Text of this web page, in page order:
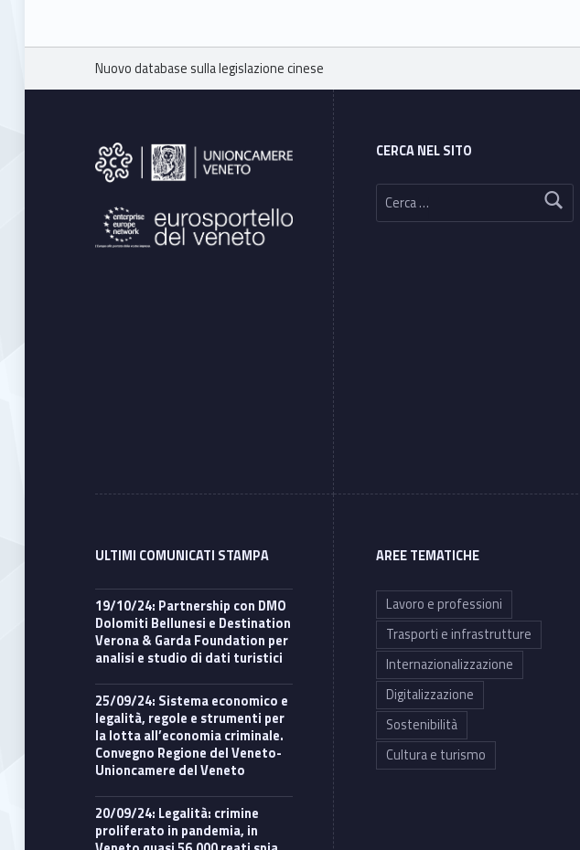
Breadcrumbs navigation
Nuovo database sulla legislazione cinese
Footer sidebar
CERCA NEL SITO
Ricerca per:
ULTIMI COMUNICATI STAMPA
19/10/24: Partnership con DMO
Dolomiti Bellunesi e Destination
Verona & Garda Foundation per
analisi e studio di dati turistici
25/09/24: Sistema economico e
legalità, regole e strumenti per
la lotta all’economia criminale.
Convegno Regione del Veneto-
Unioncamere del Veneto
20/09/24: Legalità: crimine
proliferato in pandemia, in
AREE TEMATICHE
Lavoro e professioni
Trasporti e infrastrutture
Internazionalizzazione
Digitalizzazione
Sostenibilità
Cultura e turismo